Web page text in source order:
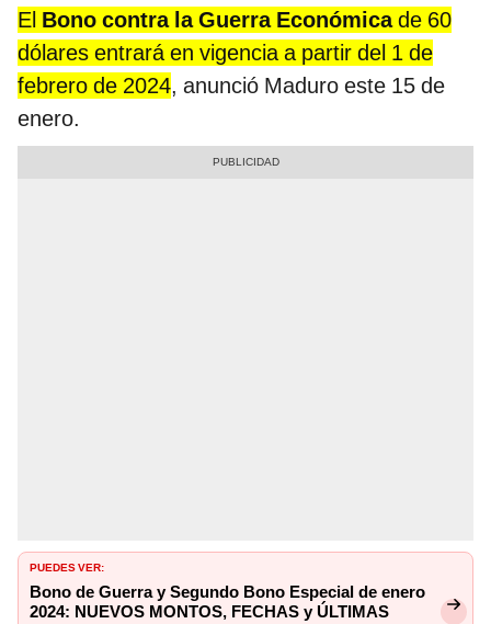
El Bono contra la Guerra Económicade 60
dólares entrará en vigencia a partir del 1 de
febrero de 2024, anunció Maduro este 15 de
enero.
PUEDES VER:
Bono de Guerra y Segundo Bono Especial de enero
2024: NUEVOS MONTOS, FECHAS y ÚLTIMAS